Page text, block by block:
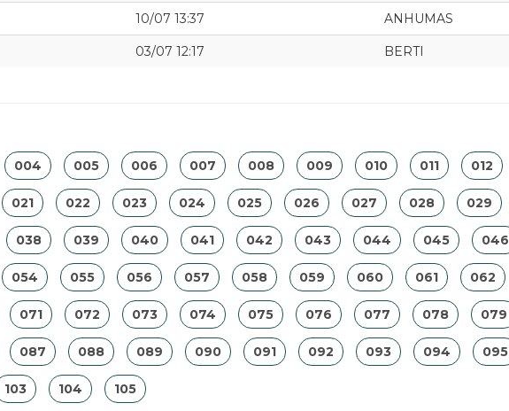
10/07 13:37 ANHUMAS
03/07 12:17 BERTI
004 005 006 007 008 009 010 011 012
021 022 023 024 025 026 027 028 029
038 039 040 041 042 043 044 045 046
054 055 056 057 058 059 060 061 062
071 072 073 074 075 076 077 078 079
087 088 089 090 091 092 093 094 095
103 104 105